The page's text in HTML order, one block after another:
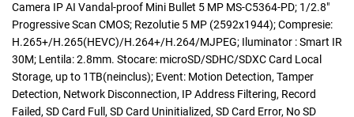
Camera IP AI Vandal-proof Mini Bullet 5 MP MS-C5364-PD; 1/2.8"
Progressive Scan CMOS; Rezolutie 5 MP (2592x1944); Compresie:
H.265+/H.265(HEVC)/H.264+/H.264/MJPEG; Iluminator : Smart IR
30M; Lentila: 2.8mm. Stocare: microSD/SDHC/SDXC Card Local
Storage, up to 1TB(neinclus); Event: Motion Detection, Tamper
Detection, Network Disconnection, IP Address Filtering, Record
Failed, SD Card Full, SD Card Uninitialized, SD Card Error, No SD